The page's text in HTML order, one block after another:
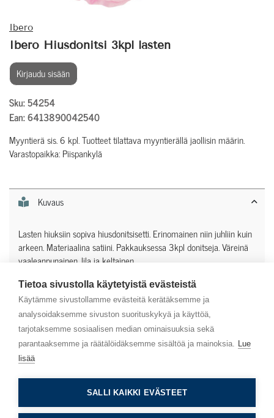
Tietoa sivustolla käytetyistä evästeistä
Käytämme sivustollamme evästeitä kerätäksemme ja
analysoidaksemme sivuston suorituskykyä ja käyttöä,
tarjotaksemme sosiaalisen median ominaisuuksia sekä
parantaaksemme ja räätälöidäksemme sisältöä ja mainoksia. Lue
lisää
SALLI KAIKKI EVÄSTEET
Ibero
Ibero Hiusdonitsi 3kpl lasten
Kirjaudu sisään
Sku: 54254
Ean: 6413890042540
Myyntierä sis. 6 kpl. Tuotteet tilattava myyntierällä jaollisin määrin.
Varastopaikka: Piispankylä
Kuvaus
Lasten hiuksiin sopiva hiusdonitsisetti. Erinomainen niin juhliin kuin
arkeen. Materiaalina satiini. Pakkauksessa 3kpl donitseja. Väreinä
vaaleanpunainen, lila ja keltainen.
Lisätiedot